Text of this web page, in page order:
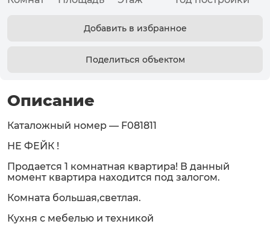
Добавить в избранное
Поделиться объектом
Описание
Каталожный номер — F081811
НЕ ФЕЙК !
Продается 1 комнатная квартира! В данный
момент квартира находится под залогом.
Комната большая,светлая.
Кухня с мебелью и техникой